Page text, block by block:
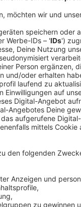
Wars»
werde
Leitung seines
am Donnerstag
wie «The
mitwirken.
hieß es
Unternehmens
werde. Mit der